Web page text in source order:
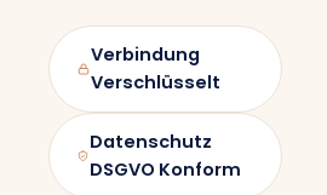
Verbindung
Verschlüsselt
Datenschutz
DSGVO Konform